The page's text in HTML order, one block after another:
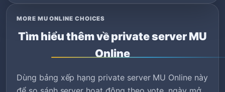
MORE MU ONLINE CHOICES
Tìm hiểu thêm về private server MU
Online
Dùng bảng xếp hạng private server MU Online này